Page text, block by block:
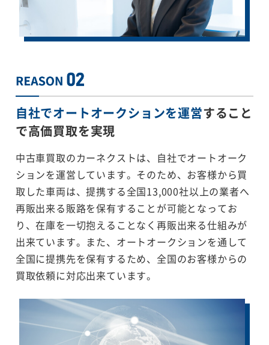
自社でオートオークションを運営すること
で高価買取を実現
中古車買取のカーネクストは、自社でオートオーク
ションを運営しています。そのため、お客様から買
取した車両は、提携する全国13,000社以上の業者へ
再販出来る販路を保有することが可能となってお
り、在庫を一切抱えることなく再販出来る仕組みが
出来ています。また、オートオークションを通して
全国に提携先を保有するため、全国のお客様からの
買取依頼に対応出来ています。